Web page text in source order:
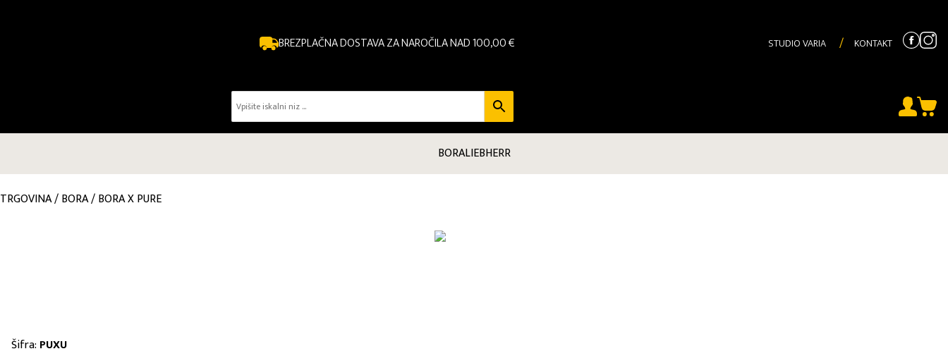
BREZPLAČNA DOSTAVA ZA NAROČILA NAD 100,00 € STUDIO VARIA KONTAKT
BORALIEBHERR
TRGOVINA/BORA/BORA X PURE
Šifra: PUXU